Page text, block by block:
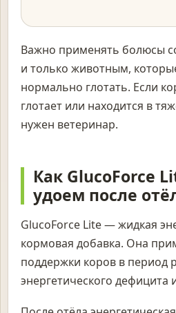
Важно применять болюсы
и только животным,
нормально глотать. Если
глотает или находится в
нужен ветеринар.
Как GlucoForce
удоем после
GlucoForce Lite — жидкая
кормовая добавка. Она
поддержки коров в период
энергетического дефицита